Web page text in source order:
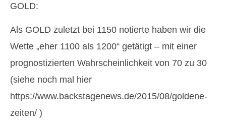
GOLD:
Als GOLD zuletzt bei 1150 notierte haben wir die
Wette „eher 1100 als 1200“ getätigt – mit einer
prognostizierten Wahrscheinlichkeit von 70 zu 30
(siehe noch mal hier
https://www.backstagenews.de/2015/08/goldene-
zeiten/ )